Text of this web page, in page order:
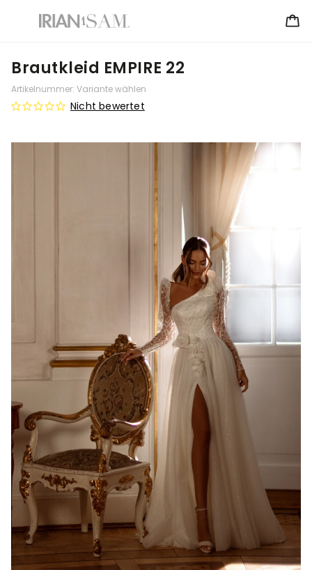
Brautkleid EMPIRE 22
Artikelnummer: Variante wählen
Nicht bewertet